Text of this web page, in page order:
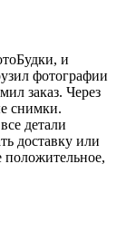
и
фотографии
заказ. Через
снимки.
детали
доставку или
положительное,